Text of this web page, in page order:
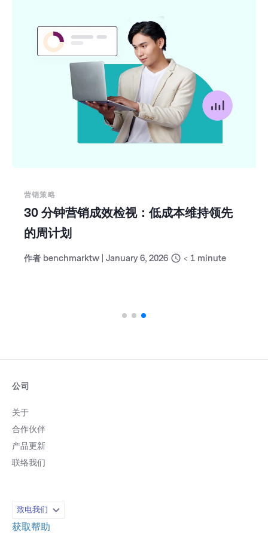
营销策略
30 分钟营销成效检视：低成本维持领先
的周计划
作者 benchmarktw January 6, 2026 < 1 minute
公司
关于
合作伙伴
产品更新
联络我们
致电我们
获取帮助